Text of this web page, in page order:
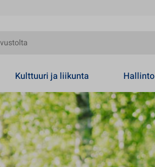
Kulttuuri ja liikunta Hallinto